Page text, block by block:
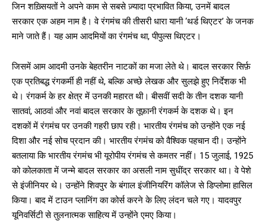
जिन शख़्सियतों ने अपने काम से सबसे ज़्यादा प्रभावित किया, उनमें बादल
सरकार एक अहम नाम है। वे रंगमंच की तीसरी धारा यानी ‘थर्ड थिएटर’ के जनक
माने जाते हैं। यह आम आदमियों का रंगमंच था, पीपुल्स थिएटर।
जिसमें आम आदमी उनके बेहतरीन नाटकों का मजा लेते थे। बादल सरकार सिर्फ़
एक प्रतिबद्ध रंगकर्मी ही नहीं थे, बल्कि अच्छे लेखक और सुलझे हुए निर्देशक भी
थे। रंगकर्म के हर क्षेत्र में उनकी महारत थी। बीसवीं सदी के तीन दशक यानी
सातवां, आठवां और नवां बादल सरकार के तूफ़ानी रंगकर्म के दशक थे। इन
दशकों में रंगमंच पर उनकी गहरी छाप रही। भारतीय रंगमंच को उन्होंने एक नई
दिशा और नई सोच प्रदान की। भारतीय रंगमंच को वैश्विक पहचान दी। उन्होंने
बतलाया कि भारतीय रंगमंच भी यूरोपीय रंगमंच से कमतर नहीं। 15 जुलाई, 1925
को कोलकाता में जन्मे बादल सरकार का असली नाम सुधींद्र सरकार था। वे पेशे
से इंजीनियर थे। उन्होंने शिवपुर के बंगाल इंजीनियरिंग कॉलेज से डिप्लोमा हासिल
किया। बाद में टाउन प्लानिंग का कोर्स करने के लिए लंदन चले गए। यादवपुर
यूनिवर्सिटी से तुलनात्मक साहित्य में उन्होंने एमए किया।